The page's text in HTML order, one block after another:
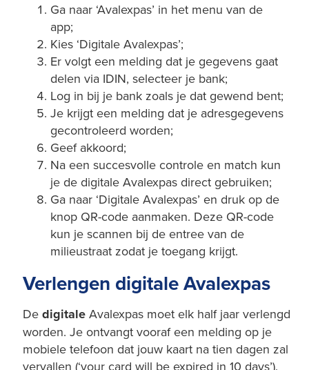
Ga naar ‘Avalexpas’ in het menu van de
app;
Kies ‘Digitale Avalexpas’;
Er volgt een melding dat je gegevens gaat
delen via IDIN, selecteer je bank;
Log in bij je bank zoals je dat gewend bent;
Je krijgt een melding dat je adresgegevens
gecontroleerd worden;
Geef akkoord;
Na een succesvolle controle en match kun
je de digitale Avalexpas direct gebruiken;
Ga naar ‘Digitale Avalexpas’ en druk op de
knop QR-code aanmaken. Deze QR-code
kun je scannen bij de entree van de
milieustraat zodat je toegang krijgt.
Verlengen digitale Avalexpas
De digitale Avalexpas moet elk half jaar verlengd
worden. Je ontvangt vooraf een melding op je
mobiele telefoon dat jouw kaart na tien dagen zal
vervallen (‘your card will be expired in 10 days’).